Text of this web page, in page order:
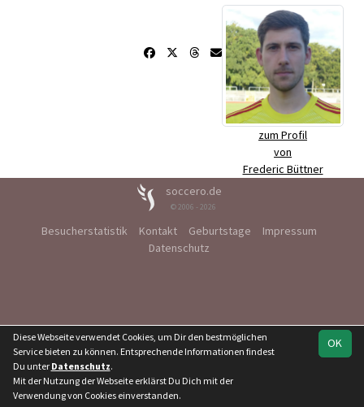
zum Profil
von
Frederic Büttner
soccero.de
© 2006 - 2026
Besucherstatistik Kontakt Geburtstage
Impressum
Datenschutz
OK
Diese Webseite verwendet Cookies, um Dir den bestmöglichen
Service bieten zu können. Entsprechende Informationen findest
Du unter Datenschutz.
Mit der Nutzung der Webseite erklärst Du Dich mit der
Verwendung von Cookies einverstanden.